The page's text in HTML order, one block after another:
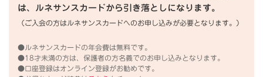
は、ルネサンスカードから引き落としになります。
（ご入会の方はルネサンスカードへのお申し込みが必要となります。）
●ルネサンスカードの年会費は無料です。
●18才未満の方は、保護者の方名義でのお申し込みとなります。
●口座登録はオンライン登録がお勧めです。